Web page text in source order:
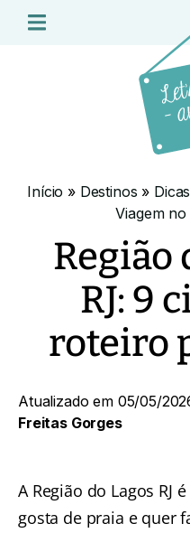
Início » Destinos »
Viagem
Região
RJ: 9
roteiro
Atualizado em 05/05/
Freitas Gorges
A Região do Lagos RJ
gosta de praia e quer